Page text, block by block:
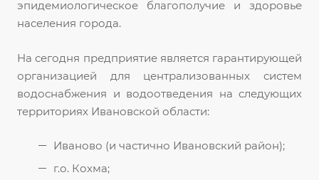
эпидемиологическое благополучие и здоровье
населения города.
На сегодня предприятие является гарантирующей
организацией для централизованных систем
водоснабжения и водоотведения на следующих
территориях Ивановской области:
Иваново (и частично Ивановский район);
г.о. Кохма;